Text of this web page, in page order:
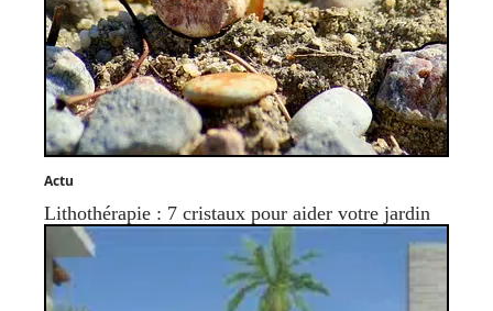
Actu
Lithothérapie : 7 cristaux pour aider votre jardin